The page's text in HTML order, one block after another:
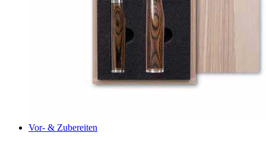
Vor- & Zubereiten